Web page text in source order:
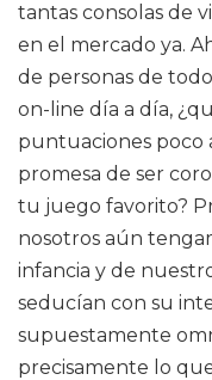
tantas consolas de
en el mercado ya.
de personas de
on-line día a día,
puntuaciones poco
promesa de ser
tu juego favorito?
nosotros aún
infancia y de
seducían con su
supuestamente
precisamente lo